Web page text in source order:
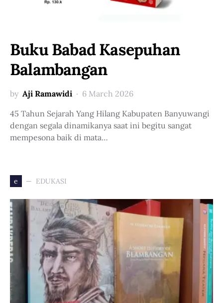
Buku Babad Kasepuhan
Balambangan
by Aji Ramawidi
6 March 2026
45 Tahun Sejarah Yang Hilang Kabupaten Banyuwangi
dengan segala dinamikanya saat ini begitu sangat
mempesona baik di mata…
e EDUKASI